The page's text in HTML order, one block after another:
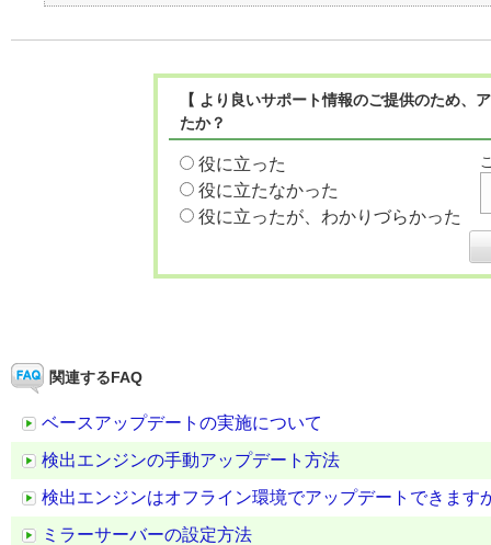
【 より良いサポート情報のご提供のため
たか？
役に立った
役に立たなかった
役に立ったが、わかりづらかった
関連するFAQ
ベースアップデートの実施について
検出エンジンの手動アップデート方法
検出エンジンはオフライン環境でアップデートできます
ミラーサーバーの設定方法